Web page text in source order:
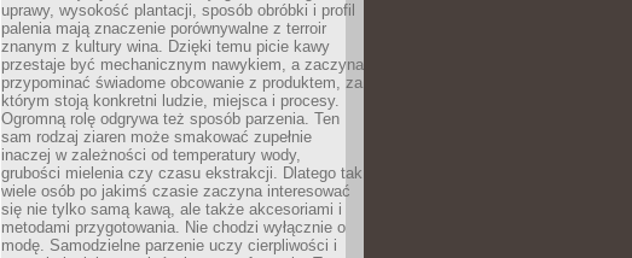
uprawy, wysokość plantacji, sposób obróbki i profil
palenia mają znaczenie porównywalne z terroir
znanym z kultury wina. Dzięki temu picie kawy
przestaje być mechanicznym nawykiem, a zaczyna
przypominać świadome obcowanie z produktem, za
którym stoją konkretni ludzie, miejsca i procesy.
Ogromną rolę odgrywa też sposób parzenia. Ten
sam rodzaj ziaren może smakować zupełnie
inaczej w zależności od temperatury wody,
grubości mielenia czy czasu ekstrakcji. Dlatego tak
wiele osób po jakimś czasie zaczyna interesować
się nie tylko samą kawą, ale także akcesoriami i
metodami przygotowania. Nie chodzi wyłącznie o
modę. Samodzielne parzenie uczy cierpliwości i